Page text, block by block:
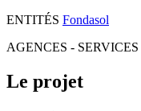
ENTITÉS Fondasol
AGENCES - SERVICES
Le projet